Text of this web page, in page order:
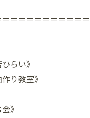
＝＝＝＝＝＝＝＝＝＝
らい》
り教室》
》